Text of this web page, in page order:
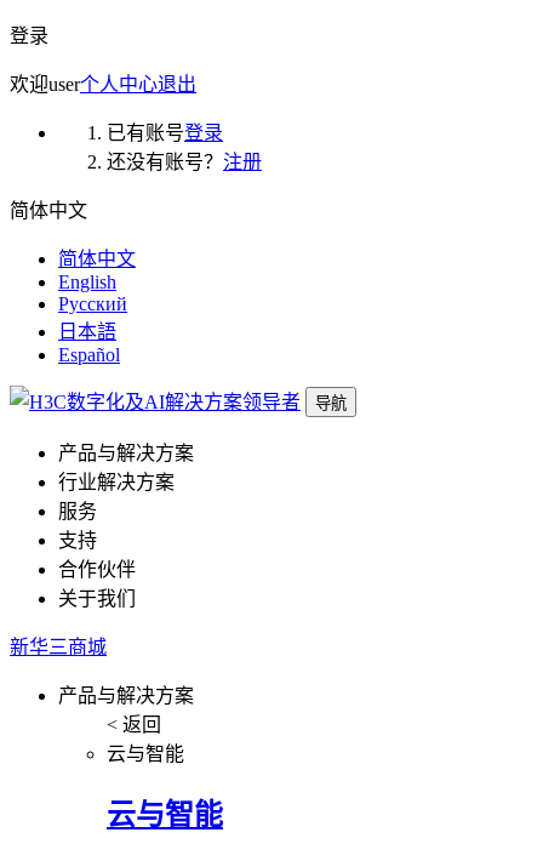
登录
欢迎user个人中心退出
已有账号登录
还没有账号？ 注册
简体中文
简体中文
English
Русский
日本語
Español
导航
产品与解决方案
行业解决方案
服务
支持
合作伙伴
关于我们
新华三商城
产品与解决方案
< 返回
云与智能
云与智能